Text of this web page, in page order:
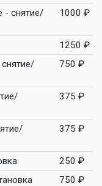
- снятие/
1000 ₽
1250 ₽
750 ₽
375 ₽
375 ₽
250 ₽
750 ₽